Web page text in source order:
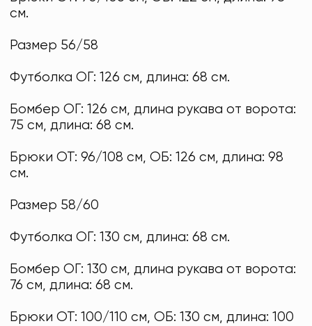
см.
Размер 56/58
Футболка ОГ: 126 см, длина: 68 см.
Бомбер ОГ: 126 см, длина рукава от ворота:
75 см, длина: 68 см.
Брюки ОТ: 96/108 см, ОБ: 126 см, длина: 98
см.
Размер 58/60
Футболка ОГ: 130 см, длина: 68 см.
Бомбер ОГ: 130 см, длина рукава от ворота:
76 см, длина: 68 см.
Брюки ОТ: 100/110 см, ОБ: 130 см, длина: 100